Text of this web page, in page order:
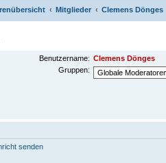
Mitglieder Clemens Dönges
Benutzername: Clemens Dönges
Gruppen:
senden